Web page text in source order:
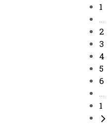
1
...
2
3
4
5
6
...
1